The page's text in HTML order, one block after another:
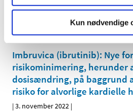
Kun nødvendige
|4. november 2022|
Lægemiddelstyrelsen har
det elektroniske
Imbruvica (ibrutinib): Nye
risikominimering, herunder
dosisændring, på baggrund
risiko for alvorlige kardielle
|3. november 2022 |